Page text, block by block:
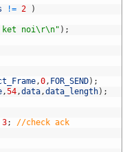
!= 2
)
ket noi\r\n" ) ;
,0, FOR_SEND) ;
,54,data,data_length) ;
3;
//check ack